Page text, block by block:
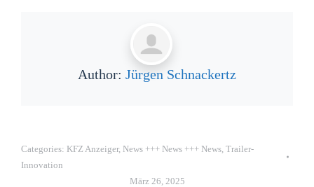
Author: Jürgen Schnackertz
Categories: KFZ Anzeiger, News +++ News +++ News Trailer-
Innovation
März 26, 2025